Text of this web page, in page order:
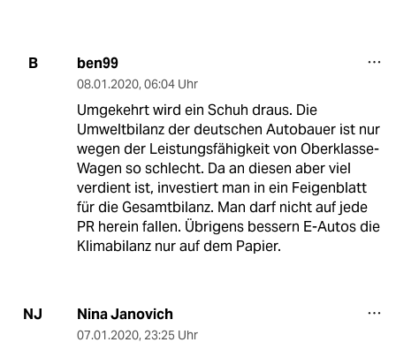
B ben99
08.01.2020, 06:04 Uhr
Umgekehrt wird ein Schuh draus. Die
Umweltbilanz der deutschen Autobauer ist nur
wegen der Leistungsfähigkeit von Oberklasse-
Wagen so schlecht. Da an diesen aber viel
verdient ist, investiert man in ein Feigenblatt
für die Gesamtbilanz. Man darf nicht auf jede
PR herein fallen. Übrigens bessern E-Autos die
Klimabilanz nur auf dem Papier.
NJ Nina Janovich
07.01.2020, 23:25 Uhr